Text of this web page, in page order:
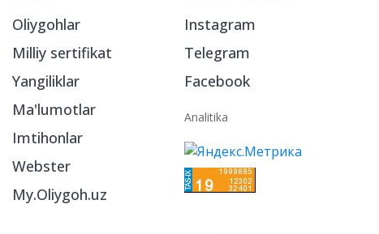
Oliygohlar
Milliy sertifikat
Yangiliklar
Ma'lumotlar
Imtihonlar
Webster
My.Oliygoh.uz
Instagram
Telegram
Facebook
Analitika